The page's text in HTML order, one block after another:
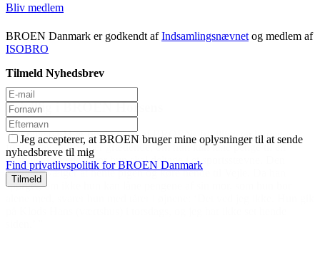
Horsens
til en af BROENs frivillige en lørdag
om hun kan låne penge til en
hun skal deltage i et sportsstævne. Den
pigen og køre hende til Vejle. Da han
låne pengene af sin mor, som hun bor
Bliv medlem
BROEN Danmark er godkendt afIndsamlingsnævnet og medlem af
ISOBRO
Tilmeld Nyhedsbrev
Jeg accepterer, at BROEN bruger mine oplysninger til at sende
nyhedsbreve til mig
Find privatlivspolitik for BROEN Danmark